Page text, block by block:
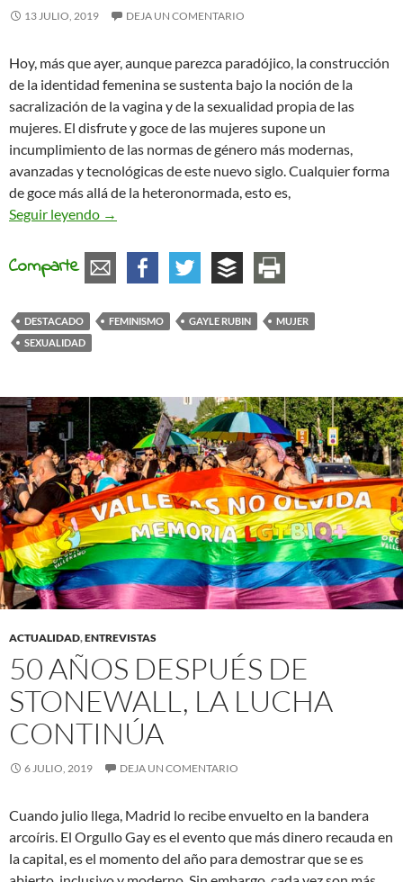
13 JULIO, 2019 DEJA UN COMENTARIO
Hoy, más que ayer, aunque parezca paradójico, la construcción
de la identidad femenina se sustenta bajo la noción de la
sacralización de la vagina y de la sexualidad propia de las
mujeres. El disfrute y goce de las mujeres supone un
incumplimiento de las normas de género más modernas,
avanzadas y tecnológicas de este nuevo siglo. Cualquier forma
de goce más allá de la heteronormada, esto es,
Seguir leyendo
Mi sexualidad es un problema social
→
Comparte
DESTACADO FEMINISMO GAYLE RUBIN
MUJER
SEXUALIDAD
ACTUALIDAD,ENTREVISTAS
50 AÑOS DESPUÉS DE
STONEWALL, LA LUCHA
CONTINÚA
6 JULIO, 2019 DEJA UN COMENTARIO
Cuando julio llega, Madrid lo recibe envuelto en la bandera
arcoíris. El Orgullo Gay es el evento que más dinero recauda en
la capital, es el momento del año para demostrar que se es